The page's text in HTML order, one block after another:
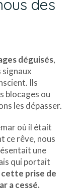
des
déguisés,
signaux
Ils
blocages ou
les dépasser.
où il était
ce rêve, nous
une
qui portait
prise de
a cessé.